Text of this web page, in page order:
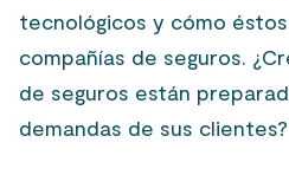
tecnológicos y cómo
compañías de seguros.
de seguros están
demandas de sus